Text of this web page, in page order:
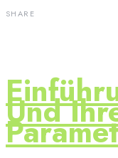
SHARE
Und